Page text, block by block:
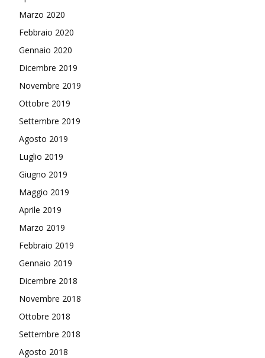
Marzo 2020
Febbraio 2020
Gennaio 2020
Dicembre 2019
Novembre 2019
Ottobre 2019
Settembre 2019
Agosto 2019
Luglio 2019
Giugno 2019
Maggio 2019
Aprile 2019
Marzo 2019
Febbraio 2019
Gennaio 2019
Dicembre 2018
Novembre 2018
Ottobre 2018
Settembre 2018
Agosto 2018